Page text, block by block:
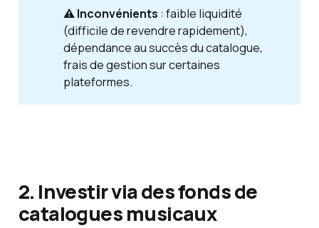
⚠️ Inconvénients : faible liquidité
(difficile de revendre rapidement),
dépendance au succès du catalogue,
frais de gestion sur certaines
plateformes.
2. Investir via des fonds de
catalogues musicaux